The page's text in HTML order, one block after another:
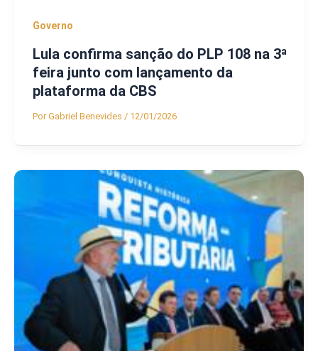
Governo
Lula confirma sanção do PLP 108 na 3ª
feira junto com lançamento da
plataforma da CBS
PorGabriel Benevides / 12/01/2026